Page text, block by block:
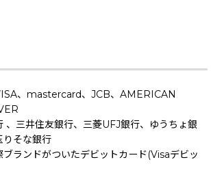
、mastercard、JCB、AMERICAN
、三井住友銀行、三菱UFJ銀行、ゆうちょ銀
りそな銀行
ブランドがついたデビットカード(Visaデビッ